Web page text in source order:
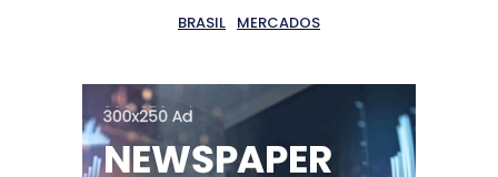
BRASIL MERCADOS